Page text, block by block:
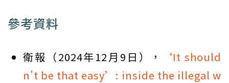
參考資料
衛報（2024年12月9日），
‘It should
n't be that easy’: inside the illegal w